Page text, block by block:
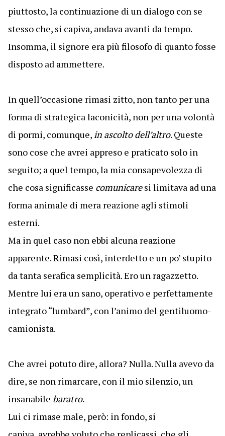
piuttosto, la continuazione di un dialogo con se
stesso che, si capiva, andava avanti da tempo.
Insomma, il signore era più filosofo di quanto fosse
disposto ad ammettere.
In quell’occasione rimasi zitto, non tanto per una
forma di strategica laconicità, non per una volontà
di pormi, comunque,in ascolto dell’altro. Queste
sono cose che avrei appreso e praticato solo in
seguito; a quel tempo, la mia consapevolezza di
che cosa significasse comunicaresi limitava ad una
forma animale di mera reazione agli stimoli
esterni.
Ma in quel caso non ebbi alcuna reazione
apparente. Rimasi così, interdetto e un po’ stupito
da tanta serafica semplicità. Ero un ragazzetto.
Mentre lui era un sano, operativo e perfettamente
integrato “lumbard”, con l’animo del gentiluomo-
camionista.
Che avrei potuto dire, allora? Nulla. Nulla avevo da
dire, se non rimarcare, con il mio silenzio, un
insanabile baratro.
Lui ci rimase male, però: in fondo, si